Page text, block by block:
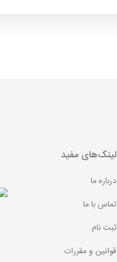
لینک‌های مفید
درباره ما
تماس با ما
ثبت نام
قوانین و مقررات